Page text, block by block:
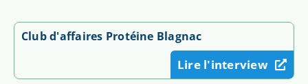
Club d'affaires Protéine Blagnac
Lire l'interview